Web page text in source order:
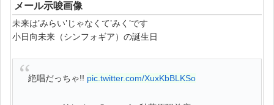
メール示唆画像
未来は’みらい’じゃなくて’みく’です
小日向未来（シンフォギア）の誕生日
絶唱だっちゃ!! pic.twitter.com/XuxKbBLKSo